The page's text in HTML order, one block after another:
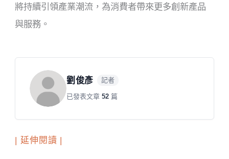
將持續引領產業潮流，為消費者帶來更多創新產品
與服務。
劉俊彥 記者
已發表文章52 篇
| 延伸閱讀 |